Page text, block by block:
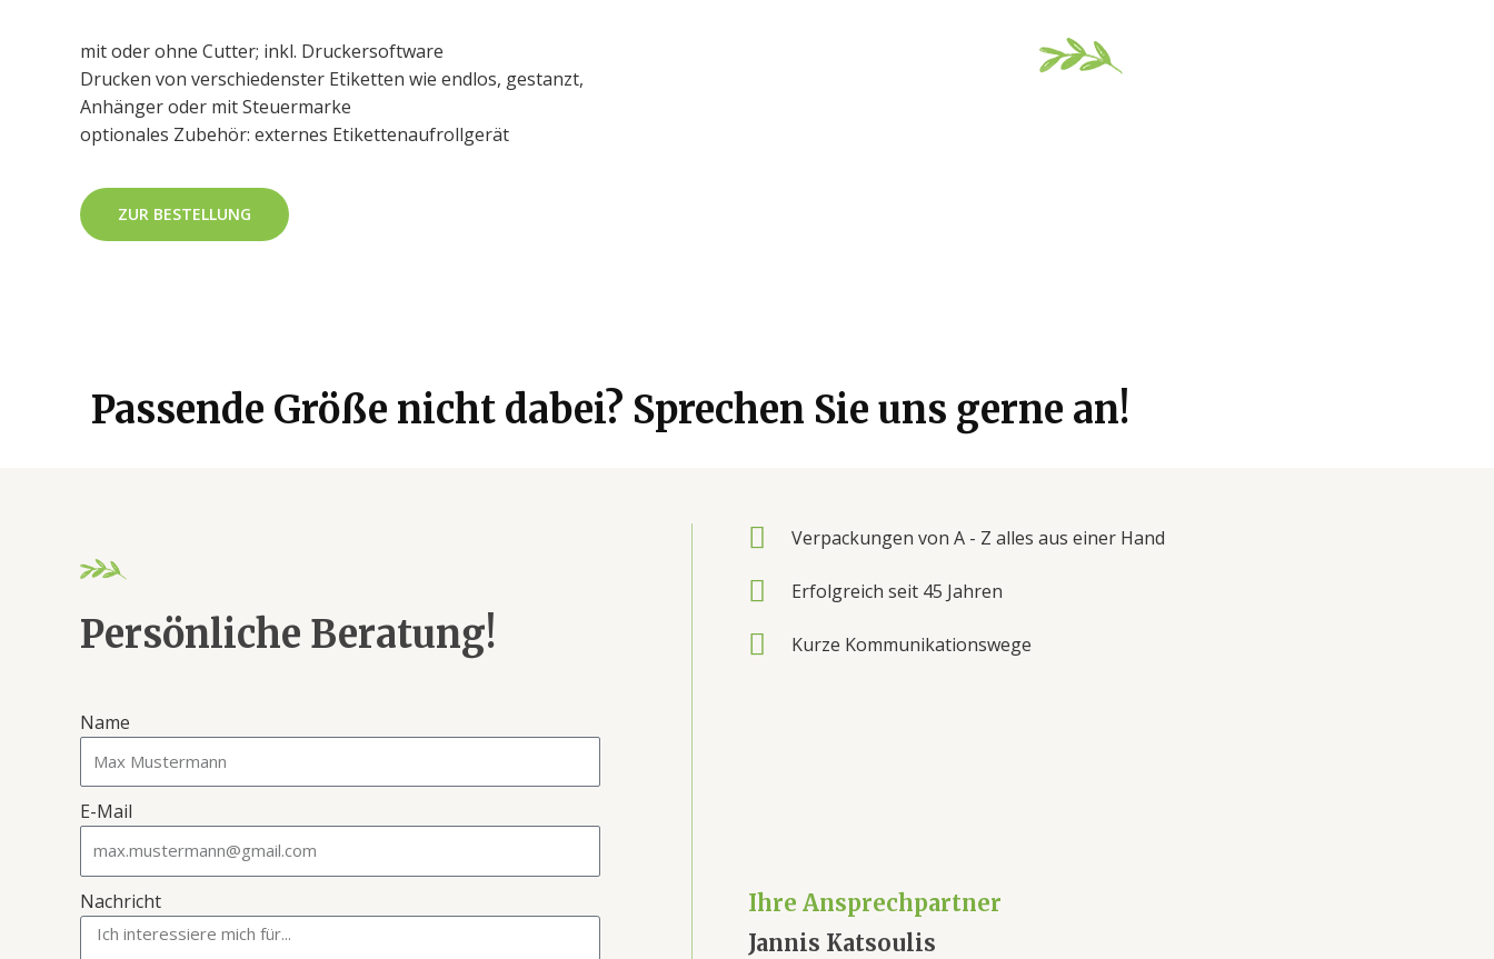
mit oder ohne Cutter; inkl. Druckersoftware
Drucken von verschiedenster Etiketten wie endlos, gestanzt,
Anhänger oder mit Steuermarke
optionales Zubehör: externes Etikettenaufrollgerät
ZUR BESTELLUNG
Passende Größe nicht dabei? Sprechen Sie uns gerne an!
Persönliche Beratung!
Name
E-Mail
Nachricht
Verpackungen von A - Z alles aus einer Hand
Erfolgreich seit 45 Jahren
Kurze Kommunikationswege
Ihre Ansprechpartner
Jannis Katsoulis